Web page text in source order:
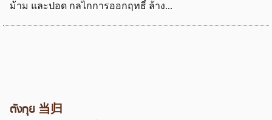
ม้าม และปอด กลไกการออกฤทธิ์ ล้าง...
ตังกุย 当归